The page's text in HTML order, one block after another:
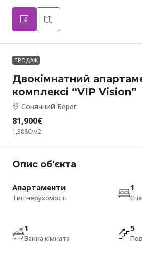
ПРОДАЖ
Двокімнатний
комплексі “VIP Vision”
Сонячний Берег
81,900€
1,388€/м2
Опис об'єкта
Апартаменти
Тип нерухомості
1
1
Ванна кімната
5